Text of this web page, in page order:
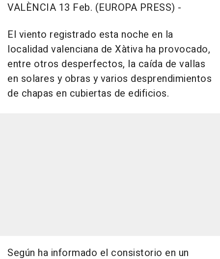
VALÈNCIA 13 Feb. (EUROPA PRESS) -
El viento registrado esta noche en la
localidad valenciana de Xàtiva ha provocado,
entre otros desperfectos, la caída de vallas
en solares y obras y varios desprendimientos
de chapas en cubiertas de edificios.
Según ha informado el consistorio en un